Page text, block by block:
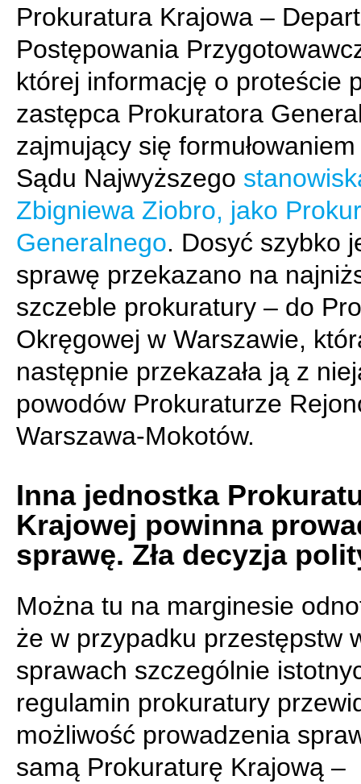
Prokuratura Krajowa –
Postępowania
której informację o proteście
zastępca Prokuratora
zajmujący się
Sądu Najwyższego
Zbigniewa Ziobro, jako
Generalnego. Dosyć szybko
sprawę przekazano na
szczeble prokuratury – do
Okręgowej w Warszawie,
następnie przekazała ją z
powodów Prokuraturze
Warszawa-Mokotów.
Inna jednostka
Krajowej powinna
sprawę. Zła decyzja
Można tu na marginesie
że w przypadku przestępstw
sprawach szczególnie
regulamin prokuratury
możliwość prowadzenia
samą Prokuraturę Krajową –